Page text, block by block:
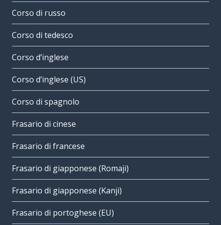
Corso di russo
Corso di tedesco
Corso d’inglese
Corso d’inglese (US)
Corso di spagnolo
Frasario di cinese
Frasario di francese
Frasario di giapponese (Romaji)
Frasario di giapponese (Kanji)
Frasario di portoghese (EU)